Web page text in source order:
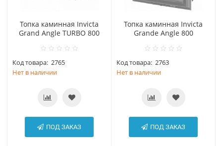
Топка каминная Invicta
Grand Angle TURBO 800
Код товара: 2765
Нет в наличии
ПОД ЗАКАЗ
Топка каминная Invicta
Grande Angle 800
Код товара: 2763
Нет в наличии
ПОД ЗАКАЗ